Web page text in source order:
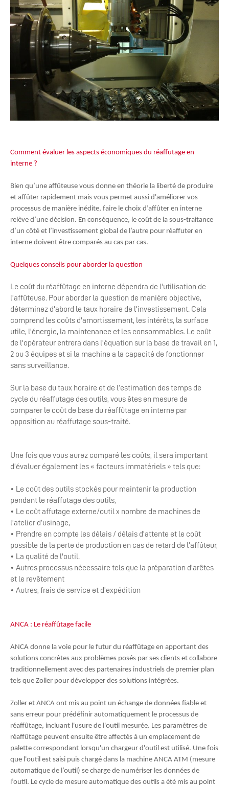
Comment évaluer les aspects économiques du réaffutage en
interne ?
Bien qu’une affûteuse vous donne en théorie la liberté de produire
et affûter rapidement mais vous permet aussi d'améliorer vos
processus de manière inédite, faire le choix d’affûter en interne
relève d’une décision. En conséquence, le coût de la sous-traitance
d’un côté et l’investissement global de l’autre pour réaffuter en
interne doivent être comparés au cas par cas.
Quelques conseils pour aborder la question
Le coût du réaffûtage en interne dépendra de l'utilisation de
l’affûteuse. Pour aborder la question de manière objective,
déterminez d'abord le taux horaire de l'investissement. Cela
comprend les coûts d'amortissement, les intérêts, la surface
utile, l'énergie, la maintenance et les consommables. Le coût
de l'opérateur entrera dans l'équation sur la base de travail en 1,
2 ou 3 équipes et si la machine a la capacité de fonctionner
sans surveillance.
Sur la base du taux horaire et de l’estimation des temps de
cycle du réaffutage des outils, vous êtes en mesure de
comparer le coût de base du réaffûtage en interne par
opposition au réaffutage sous-traité.
Une fois que vous aurez comparé les coûts, il sera important
d’évaluer également les « facteurs immatériels » tels que:
• Le coût des outils stockés pour maintenir la production
pendant le réaffutage des outils,
• Le coût affutage externe/outil x nombre de machines de
l’atelier d’usinage,
• Prendre en compte les délais / délais d'attente et le coût
possible de la perte de production en cas de retard de l’affûteur,
• La qualité de l'outil.
• Autres processus nécessaire tels que la préparation d’arêtes
et le revêtement
• Autres, frais de service et d'expédition
ANCA : Le réaffûtage facile
ANCA donne la voie pour le futur du réaffûtage en apportant des
solutions concrètes aux problèmes posés par ses clients et collabore
traditionnellement avec des partenaires industriels de premier plan
tels que Zoller pour développer des solutions intégrées.
Zoller et ANCA ont mis au point un échange de données fiable et
sans erreur pour prédéfinir automatiquement le processus de
réaffûtage, incluant l'usure de l'outil mesurée. Les paramètres de
réaffûtage peuvent ensuite être affectés à un emplacement de
palette correspondant lorsqu'un chargeur d'outil est utilisé. Une fois
que l'outil est saisi puis chargé dans la machine ANCA ATM (mesure
automatique de l’outil) se charge de numériser les données de
l’outil. Le cycle de mesure automatique des outils a été mis au point